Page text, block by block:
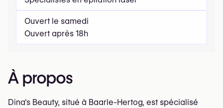
Ouvert le samedi
Ouvert après 18h
À propos
Dina's Beauty, situé à Baarle-Hertog, est spécialisé